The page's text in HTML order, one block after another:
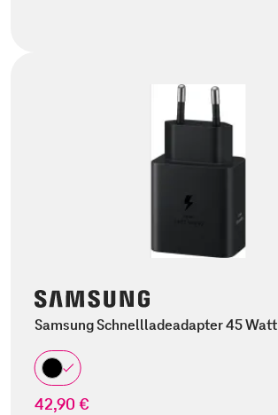
Samsung Schnellladeadapter 45 Watt
42,90 €